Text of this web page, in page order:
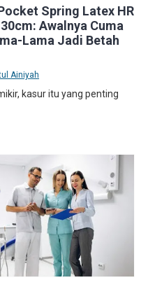
Spring Latex HR
Awalnya Cuma
Lama Jadi Betah
Ainiyah
kasur itu yang penting